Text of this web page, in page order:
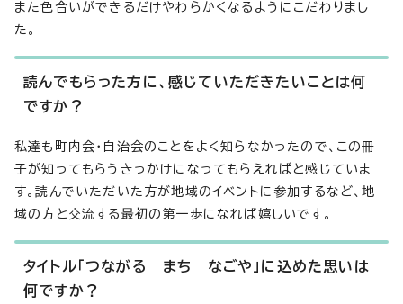
また色合いができるだけやわらかくなるようにこだわりまし
た。
読んでもらった方に、感じていただきたいことは何
ですか？
私達も町内会・自治会のことをよく知らなかったので、この冊
子が知ってもらうきっかけになってもらえればと感じていま
す。読んでいただいた方が地域のイベントに参加するなど、地
域の方と交流する最初の第一歩になれば嬉しいです。
タイトル「つながる まち なごや」に込めた思いは
何ですか？